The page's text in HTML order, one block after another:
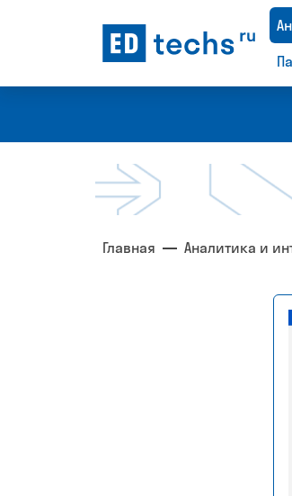
рейтингами по
Главная Аналитика и